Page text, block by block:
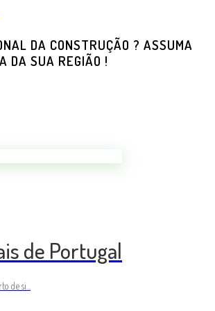
DA CONSTRUÇÃO ? ASSUMA
DA SUA REGIÃO !
de Portugal
de si...